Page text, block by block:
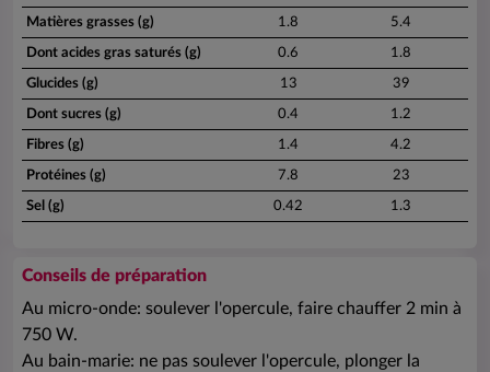
Matières grasses (g) 1.8 5.4
Dont acides gras saturés (g) 0.6 1.8
Glucides (g) 13 39
Dont sucres (g) 0.4 1.2
Fibres (g) 1.4 4.2
Protéines (g) 7.8 23
Sel (g) 0.42 1.3
Conseils de préparation
Au micro-onde: soulever l'opercule, faire chauffer 2 min à
750 W.
Au bain-marie: ne pas soulever l'opercule, plonger la